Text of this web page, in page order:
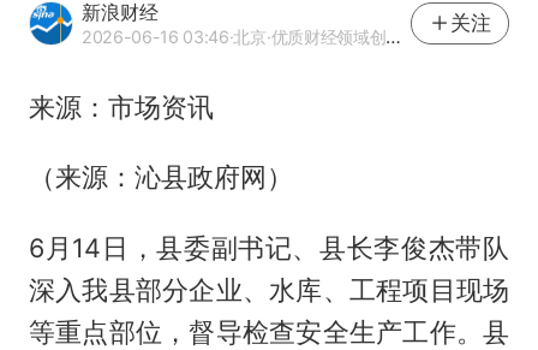
新浪财经
2026-06-16 03:46·北京·优质财经领域创作者
关注
来源：市场资讯
（来源：沁县政府网）
6月14日，县委副书记、县长李俊杰带队
深入我县部分企业、水库、工程项目现场
等重点部位，督导检查安全生产工作。县